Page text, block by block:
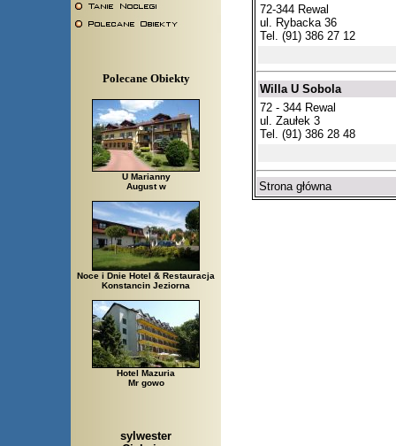
Polecane Obiekty
U Marianny
August w
Noce i Dnie Hotel & Restauracja
Konstancin Jeziorna
Hotel Mazuria
Mr gowo
sylwester
72-344 Rewal
ul. Rybacka 36
Tel. (91) 386 27 12
Willa U Sobola
72 - 344 Rewal
ul. Zaułek 3
Tel. (91) 386 28 48
Strona główna